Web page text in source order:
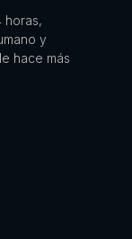
horas,
y
hace más